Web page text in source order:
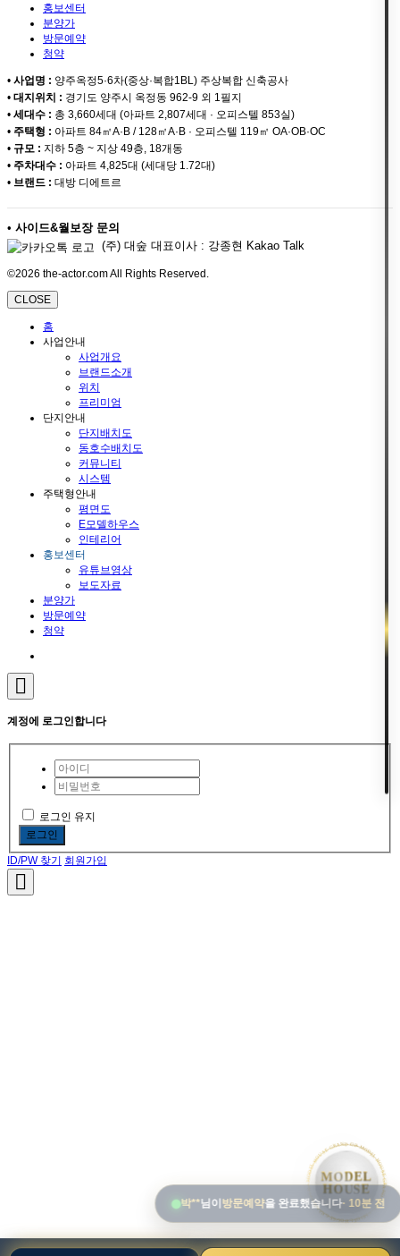
홍보센터
분양가
방문예약
청약
• 사업명 : 양주옥정5·6차(중상·복합1BL) 주상복합 신축공사
• 대지위치 : 경기도 양주시 옥정동 962-9 외 1필지
• 세대수 : 총 3,660세대 (아파트 2,807세대 · 오피스텔 853실)
• 주택형 : 아파트 84㎡A·B / 128㎡A·B · 오피스텔 119㎡ OA·OB·OC
• 규모 : 지하 5층 ~ 지상 49층, 18개동
• 주차대수 : 아파트 4,825대 (세대당 1.72대)
• 브랜드 : 대방 디에트르
• 사이드&월보장 문의
(주) 대숲 대표이사 : 강종현 Kakao Talk
©2026 the-actor.com All Rights Reserved.
CLOSE
홈
사업안내
사업개요
브랜드소개
위치
프리미엄
단지안내
단지배치도
동호수배치도
커뮤니티
시스템
주택형안내
평면도
E모델하우스
인테리어
홍보센터
유튜브영상
보도자료
분양가
방문예약
청약
계정에 로그인합니다
로그인 유지
로그인
ID/PW 찾기 회원가입
• MODEL HOUSE GRAND OPEN • MODEL HOUSE GRAND OPEN • MODEL HOUSE GRAND OPEN •
MODEL
HOUSE
박**님이 방문예약 을 완료했습니다 · 10분 전